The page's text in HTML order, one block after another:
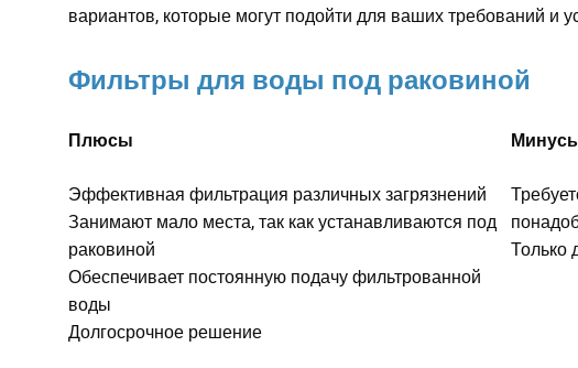
вариантов, которые могут подойти для ваших требований и
Фильтры для воды под раковиной
Плюсы
Эффективная фильтрация различных загрязнений
Занимают мало места, так как устанавливаются под
раковиной
Обеспечивает постоянную подачу фильтрованной
воды
Долгосрочное решение
Только